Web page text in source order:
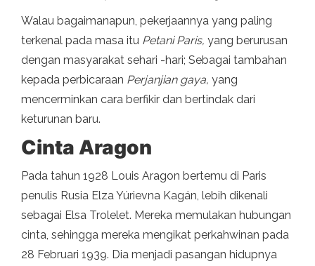
Walau bagaimanapun, pekerjaannya yang paling
terkenal pada masa itu Petani Paris, yang berurusan
dengan masyarakat sehari -hari; Sebagai tambahan
kepada perbicaraan Perjanjian gaya, yang
mencerminkan cara berfikir dan bertindak dari
keturunan baru.
Cinta Aragon
Pada tahun 1928 Louis Aragon bertemu di Paris
penulis Rusia Elza Yúrievna Kagán, lebih dikenali
sebagai Elsa Trolelet. Mereka memulakan hubungan
cinta, sehingga mereka mengikat perkahwinan pada
28 Februari 1939. Dia menjadi pasangan hidupnya